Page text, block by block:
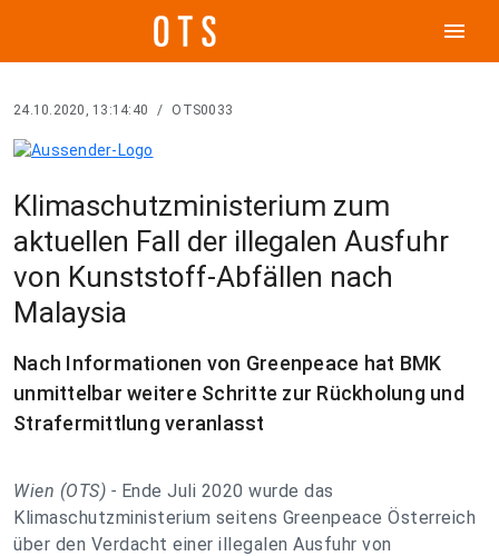
menu
24.10.2020, 13:14:40 / OTS0033
Klimaschutzministerium zum
aktuellen Fall der illegalen Ausfuhr
von Kunststoff-Abfällen nach
Malaysia
Nach Informationen von Greenpeace hat BMK
unmittelbar weitere Schritte zur Rückholung und
Strafermittlung veranlasst
Wien (OTS) - Ende Juli 2020 wurde das
Klimaschutzministerium seitens Greenpeace Österreich
über den Verdacht einer illegalen Ausfuhr von